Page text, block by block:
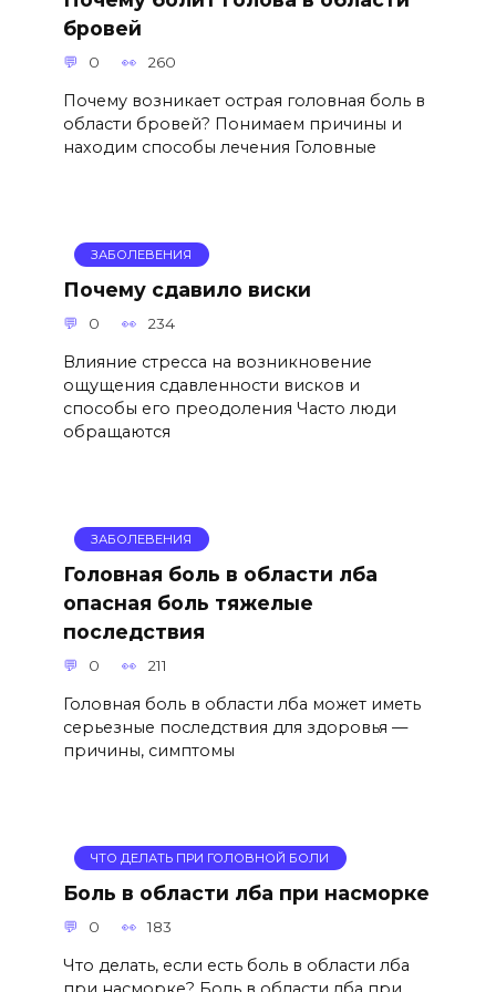
бровей
0 260
Почему возникает острая головная боль в
области бровей? Понимаем причины и
находим способы лечения Головные
ЗАБОЛЕВЕНИЯ
Почему сдавило виски
0 234
Влияние стресса на возникновение
ощущения сдавленности висков и
способы его преодоления Часто люди
обращаются
ЗАБОЛЕВЕНИЯ
Головная боль в области лба
опасная боль тяжелые
последствия
0 211
Головная боль в области лба может иметь
серьезные последствия для здоровья —
причины, симптомы
ЧТО ДЕЛАТЬ ПРИ ГОЛОВНОЙ БОЛИ
Боль в области лба при насморке
0 183
Что делать, если есть боль в области лба